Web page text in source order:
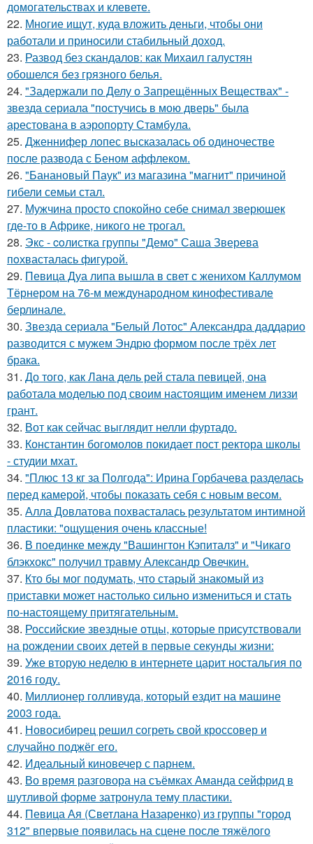
домогательствах и клевете.
22. Многие ищут, куда вложить деньги, чтобы они
работали и приносили стабильный доход.
23. Развод без скандалов: как Михаил галустян
обошелся без грязного белья.
24. "Задержали по Делу о Запрещённых Веществах" -
звезда сериала "постучись в мою дверь" была
арестована в аэропорту Стамбула.
25. Дженнифер лопес высказалась об одиночестве
после развода с Беном аффлеком.
26. "Банановый Паук" из магазина "магнит" причиной
гибели семьи стал.
27. Мужчина просто спокойно себе снимал зверюшек
где-то в Африке, никого не трогал.
28. Экс - coлистка группы "Демо" Саша Зверева
пoхвасталась фигуpoй.
29. Певица Дуа липа вышла в свет с женихом Каллумом
Тёрнером на 76-м международном кинофестивале
берлинале.
30. Звезда сериала "Белый Лотос" Александра даддарио
разводится с мужем Эндрю формом после трёх лет
брака.
31. До того, как Лана дель рей стала певицей, она
работала моделью под своим настоящим именем лиззи
грант.
32. Вот как сейчас выглядит нелли фуртадо.
33. Константин богомолов покидает пост ректора школы
- студии мхат.
34. "Плюс 13 кг за Полгода": Ирина Горбачева разделась
перед камерой, чтобы показать себя с новым весом.
35. Алла Довлатова похвасталась результатом интимной
пластики: "ощущения очень классные!
36. В поединке между "Вашингтон Кэпиталз" и "Чикаго
блэкхокс" получил травму Александр Овечкин.
37. Кто бы мог подумать, что старый знакомый из
приставки может настолько сильно измениться и стать
по-настоящему притягательным.
38. Российские звездные отцы, которые присутствовали
на рождении своих детей в первые секунды жизни:
39. Уже вторую неделю в интернете царит ностальгия по
2016 году.
40. Миллионер голливуда, который ездит на машине
2003 года.
41. Новосибирец решил согреть свой кроссовер и
случайно поджёг его.
42. Идеальный киновечер с парнем.
43. Во время разговора на съёмках Аманда сейфрид в
шутливой форме затронула тему пластики.
44. Певица Ая (Светлана Назаренко) из группы "город
312" впервые появилась на сцене после тяжёлого